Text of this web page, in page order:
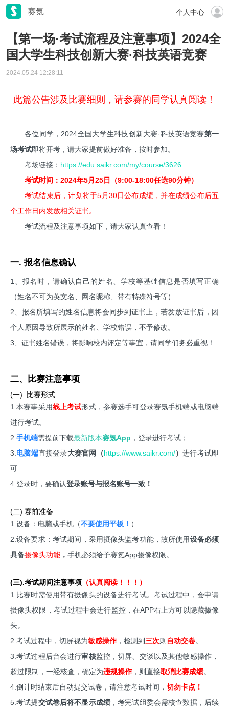
赛氪 个人中心
【第一场·考试流程及注意事项】2024全
国大学生科技创新大赛·科技英语竞赛
2024.05.24 12:28:11
此篇公告涉及比赛细则，请参赛的同学认真阅读！
各位同学，2024全国大学生科技创新大赛·科技英语竞赛第一
场考试即将开考，请大家提前做好准备，按时参加。
考场链接： https://edu.saikr.com/my/course/3626
考试时间：2024年5月25日（9:00-18:00任选90分钟）
考试结束后，计划将于5月30日公布成绩，并在成绩公布后五
个工作日内发放相关证书。
考试流程及注意事项如下，请大家认真查看！
一. 报名信息确认
1、报名时，请确认自己的姓名、学校等基础信息是否填写正确
（姓名不可为英文名、网名昵称、带有特殊符号等）
2、报名所填写的姓名信息将会同步到证书上，若发放证书后，因
个人原因导致所展示的姓名、学校错误，不予修改。
3、证书姓名错误，将影响校内评定等事宜，请同学们务必重视！
二、比赛注意事项
(一). 比赛形式
1.本赛事采用线上考试形式，参赛选手可登录赛氪手机端或电脑端
进行考试。
2. 手机端需提前下载最新版本赛氪App ，登录进行考试；
3. 电脑端直接登录大赛官网（https://www.saikr.com/）进行考试即
可
4.登录时，要确认登录账号与报名账号一致！
(二).赛前准备
1.设备：电脑或手机（不要使用平板！ ）
2.设备要求：​考试期间，采用摄像头监考功能，故所使用设备必须
具备摄像头功能 ， 手机必须给予赛氪App摄像权限。
(三).考试期间注意事项 （认真阅读！！！）
1.比赛时需使用带有摄像头的设备进行考试。考试过程中，会申请
摄像头权限，考试过程中会进行监控，在APP右上方可以隐藏摄像
头。
2.考试过程中，切屏视为敏感操作，检测到 三次则 自动交卷。
3.考试过程后台会进行审核监控，切屏、交谈以及其他敏感操作，
超过限制，一经核查，确定为违规操作，则直接取消比赛成绩。
4.倒计时结束后自动提交试卷，请注意考试时间， 切勿卡点！
5.考试提交试卷后将不显示成绩 ，考完试组委会需核查数据，后续